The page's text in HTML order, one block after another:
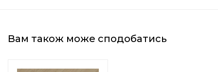
Вам також може сподобатись